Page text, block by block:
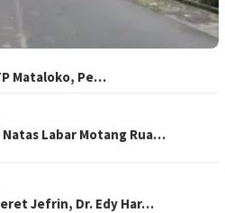
Mataloko, Pe…
Natas Labar Motang Rua…
Jefrin, Dr. Edy Har…